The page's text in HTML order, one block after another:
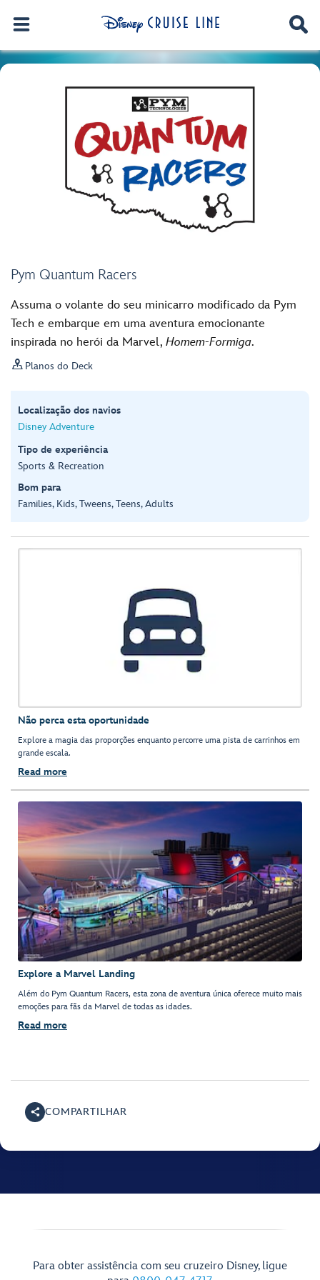
Pym Quantum Racers
Assuma o volante do seu minicarro modificado da Pym
Tech e embarque em uma aventura emocionante
inspirada no herói da Marvel, Homem-Formiga.
 Planos do Deck
Localização dos navios
Disney Adventure
Tipo de experiência
Sports & Recreation
Bom para
Families, Kids, Tweens, Teens, Adults
Não perca esta oportunidade
Explore a magia das proporções enquanto percorre uma pista de carrinhos em
grande escala.
Read more
Explore a Marvel Landing
Além do Pym Quantum Racers, esta zona de aventura única oferece muito mais
emoções para fãs da Marvel de todas as idades.
Read more
COMPARTILHAR
Para obter assistência com seu cruzeiro Disney, ligue